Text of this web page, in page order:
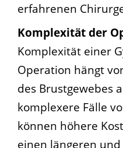
erfahrenen
Komplexität der
Komplexität einer
Operation hängt
des Brustgewebes
komplexere Fälle
können höhere
einen längeren